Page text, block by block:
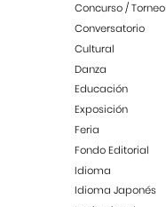
Concurso / Torneo
Conversatorio
Cultural
Danza
Educación
Exposición
Feria
Fondo Editorial
Idioma
Idioma Japonés